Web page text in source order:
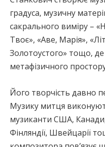
градуса, музичну
сакрального виміру –
Твоє», «Аве, Марія»,
Золотоустого» тощо,
метафізичного
Його творчість давно
Музику митця
музиканти США, Канади,
Фінляндії, Швейцарії